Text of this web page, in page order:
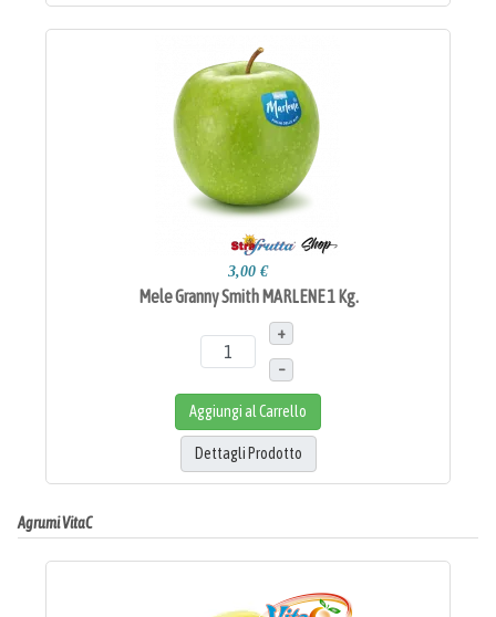
3,00 €
Mele Granny Smith MARLENE 1 Kg.
+
–
Aggiungi al Carrello
Dettagli Prodotto
Agrumi VitaC